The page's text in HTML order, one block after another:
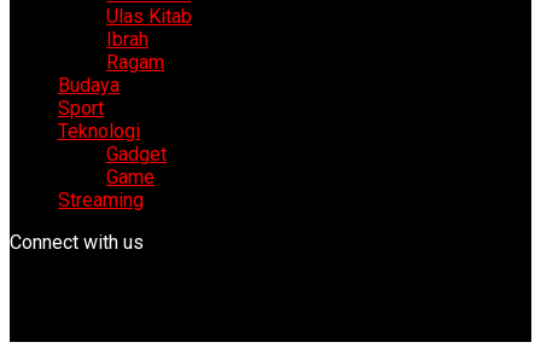
Ulas Kitab
Ibrah
Ragam
Budaya
Sport
Teknologi
Gadget
Game
Streaming
Connect with us